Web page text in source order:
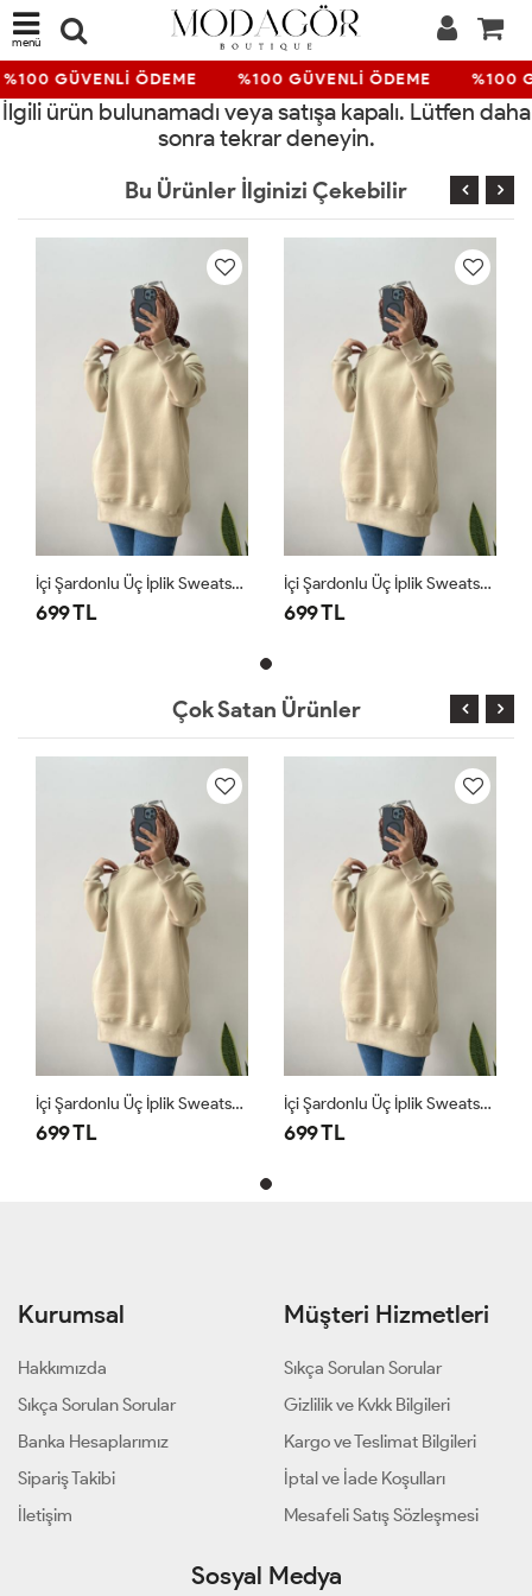
menü
%100 GÜVENLİ ÖDEME %100 GÜVENLİ ÖDEME %100
İlgili ürün bulunamadı veya satışa kapalı. Lütfen daha
sonra tekrar deneyin.
Bu Ürünler İlginizi Çekebilir
İçi Şardonlu Üç İplik Sweatshirt Krem
699 TL
İçi Şardonlu Üç İplik Sweatshirt Krem
699 TL
Çok Satan Ürünler
İçi Şardonlu Üç İplik Sweatshirt Krem
699 TL
İçi Şardonlu Üç İplik Sweatshirt Krem
699 TL
Kurumsal
Hakkımızda
Sıkça Sorulan Sorular
Banka Hesaplarımız
Sipariş Takibi
İletişim
Müşteri Hizmetleri
Sıkça Sorulan Sorular
Gizlilik ve Kvkk Bilgileri
Kargo ve Teslimat Bilgileri
İptal ve İade Koşulları
Mesafeli Satış Sözleşmesi
Sosyal Medya